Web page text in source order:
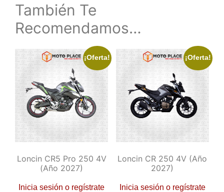
También Te
Recomendamos…
¡Oferta!
Loncin CR5 Pro 250 4V
(año 2027)
Inicia sesión o regístrate
¡Oferta!
Loncin CR 250 4V (año
2027)
Inicia sesión o regístrate